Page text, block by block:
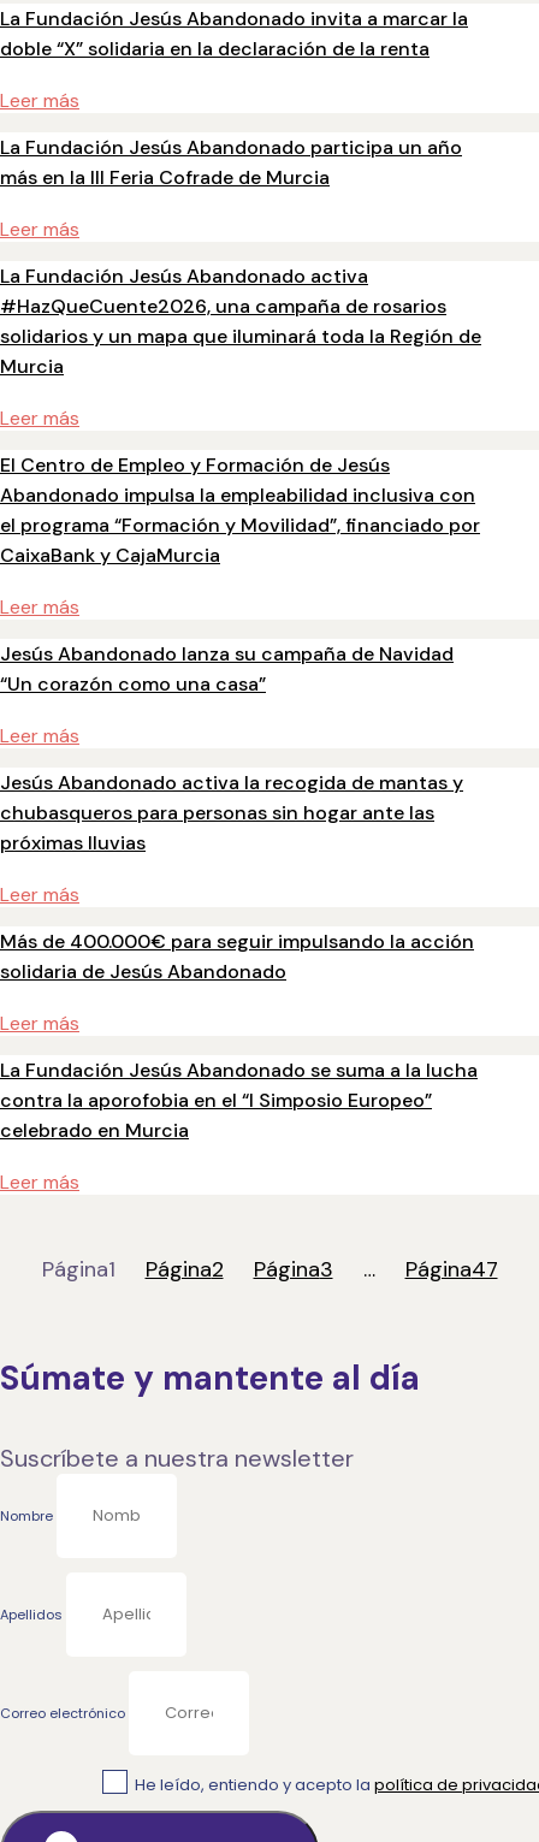
La Fundación Jesús Abandonado invita a marcar la
doble “X” solidaria en la declaración de la renta
Leer más
La Fundación Jesús Abandonado participa un año
más en la III Feria Cofrade de Murcia
Leer más
La Fundación Jesús Abandonado activa
#HazQueCuente2026, una campaña de rosarios
solidarios y un mapa que iluminará toda la Región de
Murcia
Leer más
El Centro de Empleo y Formación de Jesús
Abandonado impulsa la empleabilidad inclusiva con
el programa “Formación y Movilidad”, financiado por
CaixaBank y CajaMurcia
Leer más
Jesús Abandonado lanza su campaña de Navidad
“Un corazón como una casa”
Leer más
Jesús Abandonado activa la recogida de mantas y
chubasqueros para personas sin hogar ante las
próximas lluvias
Leer más
Más de 400.000€ para seguir impulsando la acción
solidaria de Jesús Abandonado
Leer más
La Fundación Jesús Abandonado se suma a la lucha
contra la aporofobia en el “I Simposio Europeo”
celebrado en Murcia
Leer más
Página1 Página2 Página3 … Página47
Súmate y mantente al día
Suscríbete a nuestra newsletter
Nombre
Apellidos
Correo electrónico
He leído, entiendo y acepto la política de